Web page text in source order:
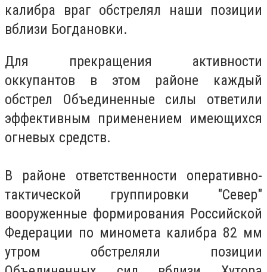
калибра враг обстрелял наши позиции
вблизи Богдановки.
Для прекращения активности
оккупантов в этом районе каждый
обстрел Объединенные силы ответили
эффективным применением имеющихся
огневых средств.
В районе ответственности оперативно-
тактической группировки "Север"
вооруженные формирования Российской
Федерации по миномета калибра 82 мм
утром обстреляли позиции